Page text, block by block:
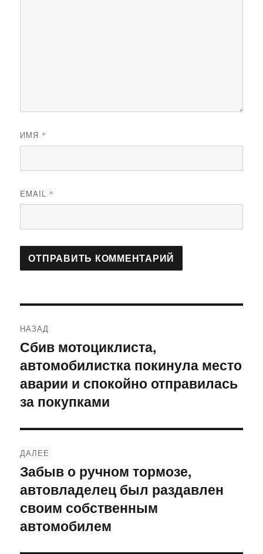
ИМЯ *
EMAIL *
по
записям
НАЗАД
Предыдущая
запись:
Сбив мотоциклиста,
автомобилистка покинула место
аварии и спокойно отправилась
за покупками
ДАЛЕЕ
Следующая
запись:
Забыв о ручном тормозе,
автовладелец был раздавлен
своим собственным
автомобилем